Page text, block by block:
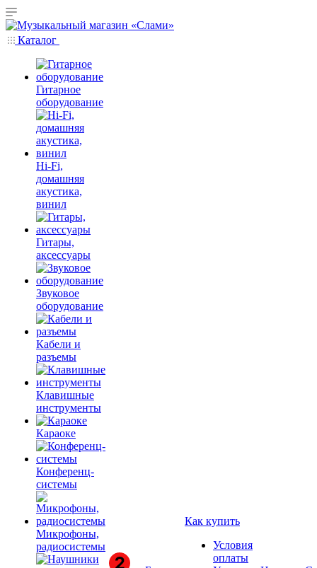
Каталог
Гитарное
оборудование
Hi-Fi,
домашняя
акустика,
винил
Гитары,
аксессуары
Звуковое
оборудование
Кабели и
разъемы
Клавишные
инструменты
Караоке
Конференц-
системы
Микрофоны,
радиосистемы
Как купить
Условия
оплаты